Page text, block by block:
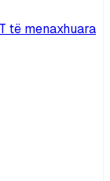
të menaxhuara